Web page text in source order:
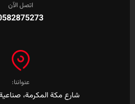
اتصل الآن
عنواننا:
شارع مكة المكرمة، صناعية